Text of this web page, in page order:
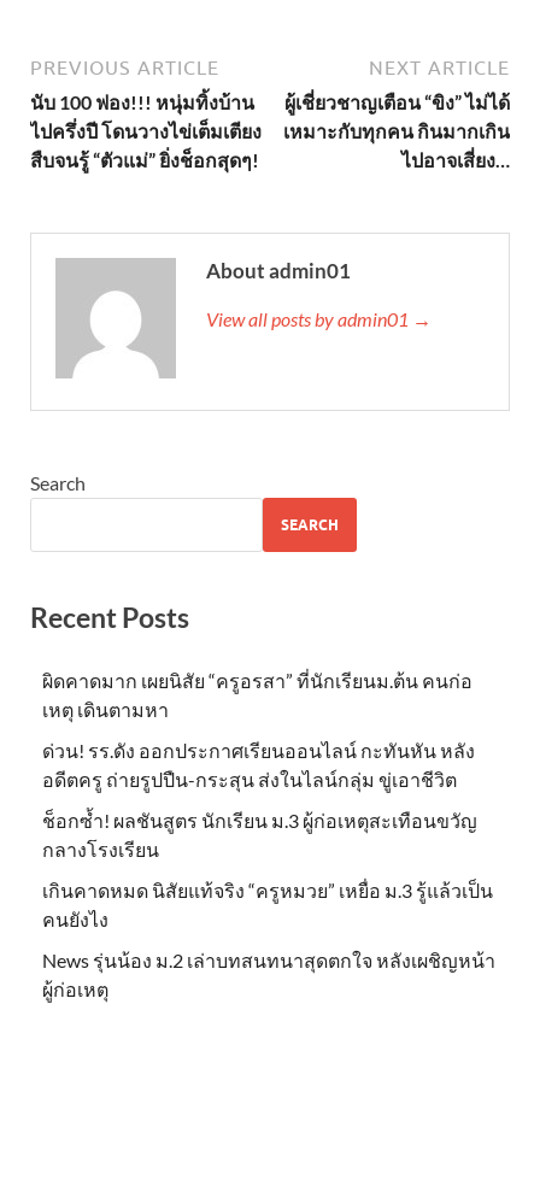
PREVIOUS ARTICLE
นับ 100 ฟอง!!! หนุ่มทิ้งบ้าน
ไปครึ่งปี โดนวางไข่เต็มเตียง
สืบจนรู้ “ตัวแม่” ยิ่งช็อกสุดๆ!
NEXT ARTICLE
ผู้เชี่ยวชาญเตือน “ขิง” ไม่ได้
เหมาะกับทุกคน กินมากเกิน
ไปอาจเสี่ยง…
About admin01
View all posts by admin01 →
Search
SEARCH
Recent Posts
ผิดคาดมาก เผยนิสัย “ครูอรสา” ที่นักเรียนม.ต้น คนก่อ
เหตุ เดินตามหา
ด่วน! รร.ดัง ออกประกาศเรียนออนไลน์ กะทันหัน หลัง
อดีตครู ถ่ายรูปปืน-กระสุน ส่งในไลน์กลุ่ม ขู่เอาชีวิต
ช็อกซ้ำ! ผลชันสูตร นักเรียน ม.3 ผู้ก่อเหตุสะเทือนขวัญ
กลางโรงเรียน
เกินคาดหมด นิสัยแท้จริง “ครูหมวย” เหยื่อ ม.3 รู้แล้วเป็น
คนยังไง
News รุ่นน้อง ม.2 เล่าบทสนทนาสุดตกใจ หลังเผชิญหน้า
ผู้ก่อเหตุ